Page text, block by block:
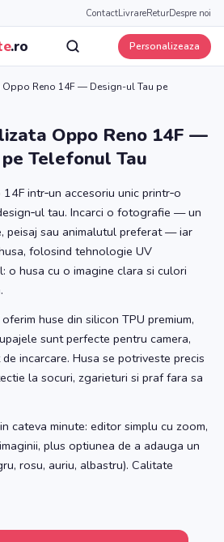
ContactLivrareReturDespre noi
.ro Personalizeaza
Oppo Reno 14F — Design-ul Tau pe
Oppo Reno 14F —
Telefonul Tau
intr‑un accesoriu unic printr‑o
tau. Incarci o fotografie — un
peisaj sau animalutul preferat — iar
folosind tehnologie UV
o husa cu o imagine clara si culori
huse din silicon TPU premium,
sunt perfecte pentru camera,
incarcare. Husa se potriveste precis
la socuri, zgarieturi si praf fara sa
cateva minute: editor simplu cu zoom,
plus optiunea de a adauga un
rosu, auriu, albastru). Calitate